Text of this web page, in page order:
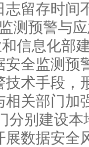
志留存时间
测预警与
信息化部
全监测预
术手段，
相关部门加
分别建设
数据安全